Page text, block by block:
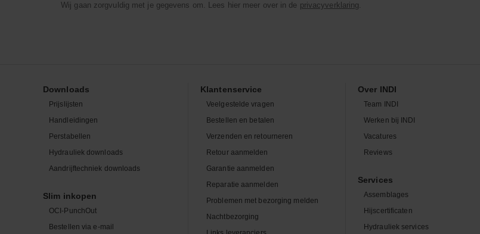
Wij gaan zorgvuldig met je gegevens om. Lees hier meer over in de privacyverklaring.
Downloads
Prijslijsten
Handleidingen
Perstabellen
Hydrauliek downloads
Aandrijftechniek downloads
Slim inkopen
OCI-PunchOut
Bestellen via e-mail
Klantenservice
Veelgestelde vragen
Bestellen en betalen
Verzenden en retourneren
Retour aanmelden
Garantie aanmelden
Reparatie aanmelden
Problemen met bezorging melden
Nachtbezorging
Over INDI
Team INDI
Werken bij INDI
Vacatures
Reviews
Services
Assemblages
Hijscertificaten
Hydrauliek services